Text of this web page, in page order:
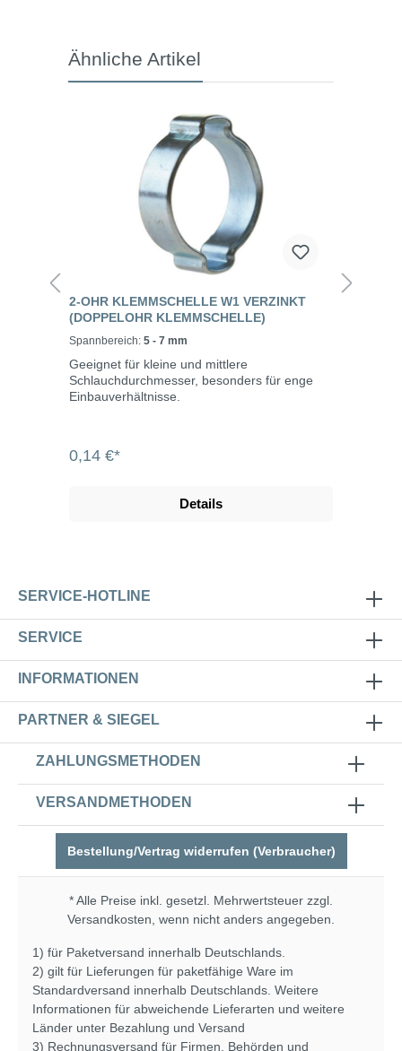
Ähnliche Artikel
2-OHR KLEMMSCHELLE W1 VERZINKT
(DOPPELOHR KLEMMSCHELLE)
Spannbereich: 5 - 7 mm
Geeignet für kleine und mittlere
Schlauchdurchmesser, besonders für enge
Einbauverhältnisse.
0,14 €*
Details
SERVICE-HOTLINE
SERVICE
INFORMATIONEN
PARTNER & SIEGEL
ZAHLUNGSMETHODEN
VERSANDMETHODEN
Bestellung/Vertrag widerrufen (Verbraucher)
* Alle Preise inkl. gesetzl. Mehrwertsteuer zzgl.
Versandkosten , wenn nicht anders angegeben.
1) für Paketversand innerhalb Deutschlands.
2) gilt für Lieferungen für paketfähige Ware im
Standardversand innerhalb Deutschlands. Weitere
Informationen für abweichende Lieferarten und weitere
Länder unter Bezahlung und Versand
3) Rechnungsversand für Firmen, Behörden und